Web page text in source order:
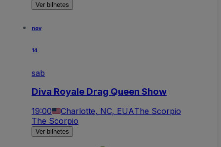
Ver bilhetes
nov
14
sab
Diva Royale Drag Queen Show
19:00 Charlotte, NC, EUAThe Scorpio
The Scorpio
Ver bilhetes